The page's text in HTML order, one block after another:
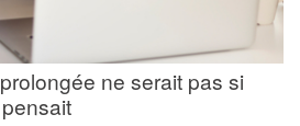
ne serait pas si